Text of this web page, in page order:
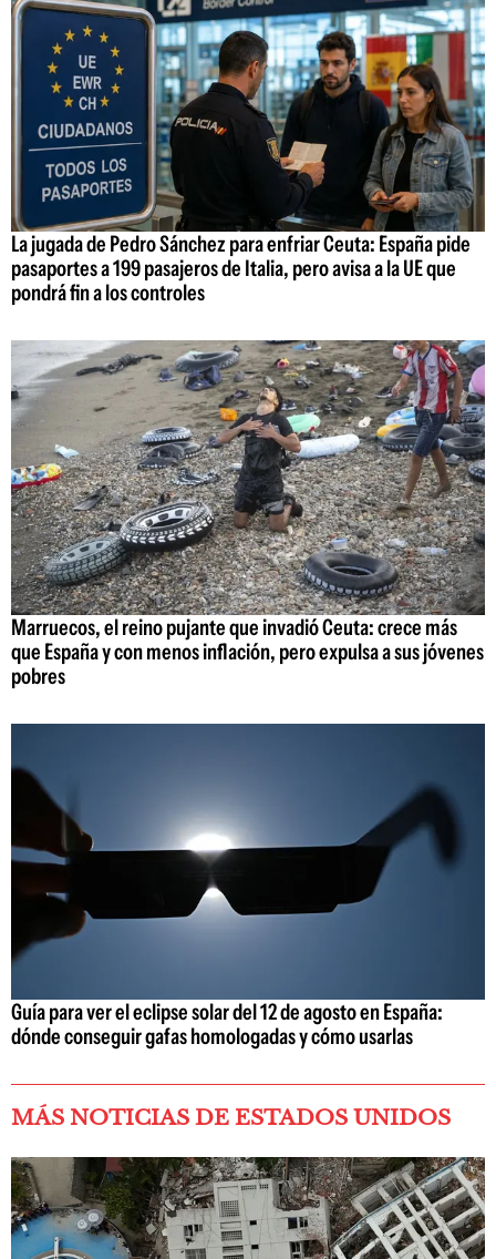
La jugada de Pedro Sánchez para enfriar Ceuta: España pide
pasaportes a 199 pasajeros de Italia, pero avisa a la UE que
pondrá fin a los controles
Marruecos, el reino pujante que invadió Ceuta: crece más
que España y con menos inflación, pero expulsa a sus jóvenes
pobres
Guía para ver el eclipse solar del 12 de agosto en España:
dónde conseguir gafas homologadas y cómo usarlas
MÁS NOTICIAS DE ESTADOS UNIDOS